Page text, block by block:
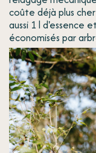
coûte déjà plus
aussi 1 l d'essence
économisés par